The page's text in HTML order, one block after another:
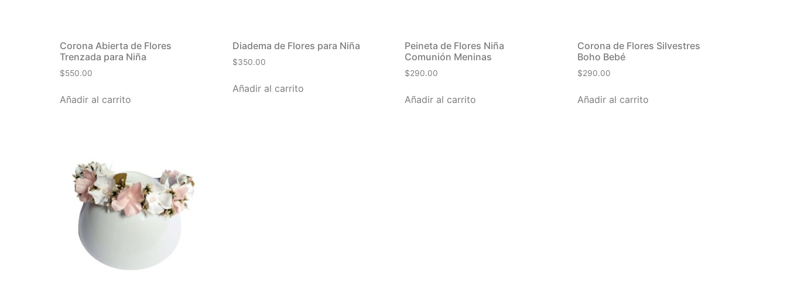
Corona Abierta de Flores
Trenzada para Niña
$550.00
Añadir al carrito
Diadema de Flores para Niña
$350.00
Añadir al carrito
Peineta de Flores Niña
Comunión Meninas
$290.00
Añadir al carrito
Corona de Flores Silvestres
Boho Bebé
$290.00
Añadir al carrito